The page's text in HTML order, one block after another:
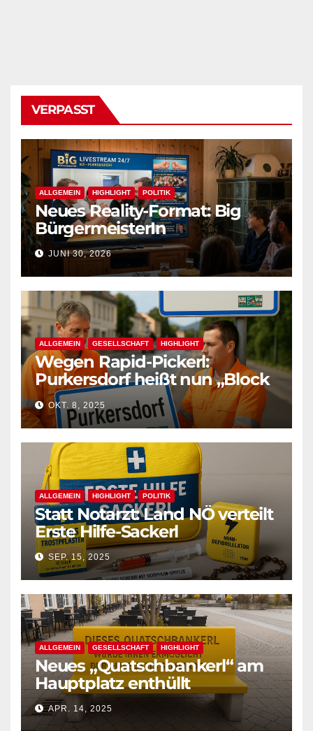
VERPASST
ALLGEMEIN HIGHLIGHT POLITIK
Neues Reality-Format: Big
BürgermeisterIn
JUNI 30, 2026
ALLGEMEIN GESELLSCHAFT HIGHLIGHT
Wegen Rapid-Pickerl:
Purkersdorf heißt nun „Block
West“
OKT. 8, 2025
ALLGEMEIN HIGHLIGHT POLITIK
Statt Notarzt: Land NÖ verteilt
Erste Hilfe-Sackerl
SEP. 15, 2025
ALLGEMEIN GESELLSCHAFT HIGHLIGHT
Neues „Quatschbankerl“ am
Hauptplatz enthüllt
APR. 14, 2025